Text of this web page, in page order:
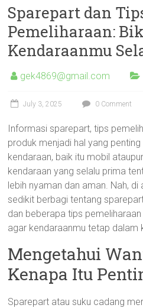
Sparepart dan
Pemeliharaan:
Kendaraanmu
gek4869@gmail.com
July 3, 2025 0 Comment
Informasi sparepart, tips
produk menjadi hal yang
kendaraan, baik itu mobil
kendaraan yang selalu prima
lebih nyaman dan aman. Nah, di
sedikit berbagi tentang
dan beberapa tips
agar kendaraanmu tetap dalam
Mengetahui
Kenapa Itu
Sparepart atau suku cadang